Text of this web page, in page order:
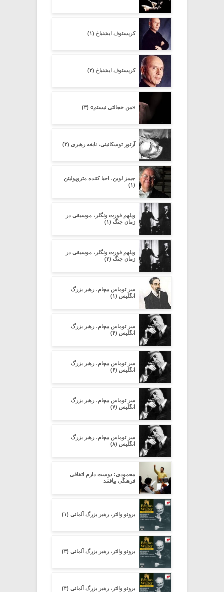
کریستوف ایشنباخ (۱)
کریستوف ایشنباخ (۲)
«من خجالتی نیستم» (۳)
آرتور توسکانینی، نابغه رهبری (۳)
جیمز لوین، احیا کننده متروپولیتن
(۱)
ویلهم فورت ونگلر، موسیقی در
زمان جنگ (۱)
ویلهم فورت ونگلر، موسیقی در
زمان جنگ (۲)
سر توماس بیچام، رهبر بزرگ
انگلیس (۱)
سر توماس بیچام، رهبر بزرگ
انگلیس (۴)
سر توماس بیچام، رهبر بزرگ
انگلیس (۶)
سر توماس بیچام، رهبر بزرگ
انگلیس (۷)
سر توماس بیچام، رهبر بزرگ
انگلیس (۸)
محمودی: دوست دارم اتفاقی
فرهنگی بیافتند
برونو والتر، رهبر بزرگ آلمانی (۱)
برونو والتر، رهبر بزرگ آلمانی (۳)
برونو والتر، رهبر بزرگ آلمانی (۴)